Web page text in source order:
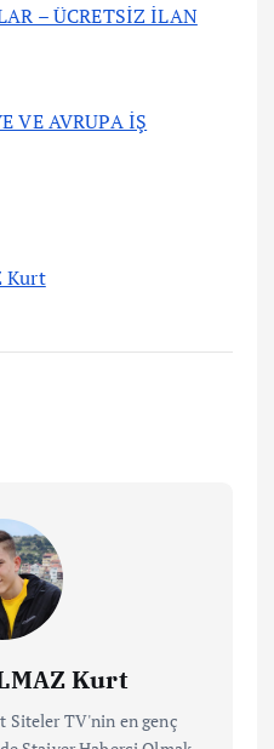
– ÜCRETSİZ İLAN
VE AVRUPA İŞ
Kurt
Kurt
Siteler TV'nin en genç